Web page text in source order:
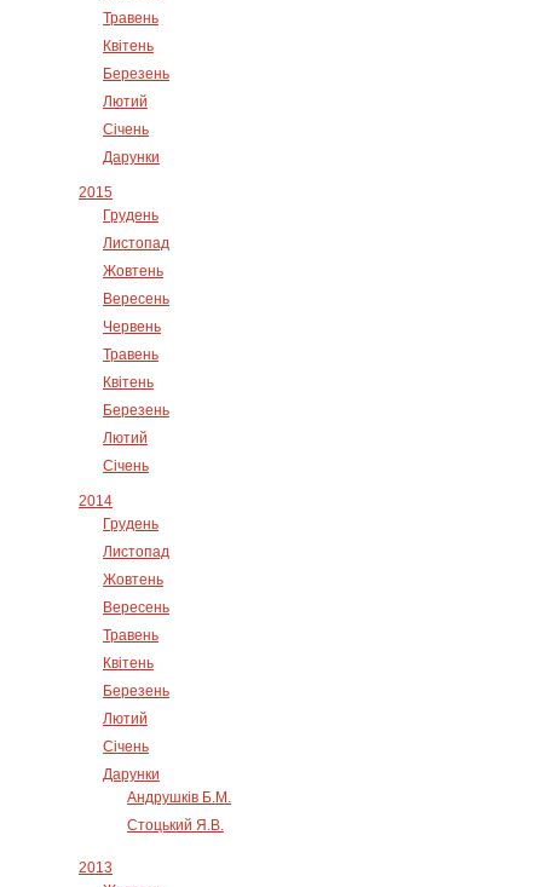
Травень
Квітень
Березень
Лютий
Січень
Дарунки
2015
Грудень
Листопад
Жовтень
Вересень
Червень
Травень
Квітень
Березень
Лютий
Січень
2014
Грудень
Листопад
Жовтень
Вересень
Травень
Квітень
Березень
Лютий
Січень
Дарунки
Андрушків Б.М.
Стоцький Я.В.
2013